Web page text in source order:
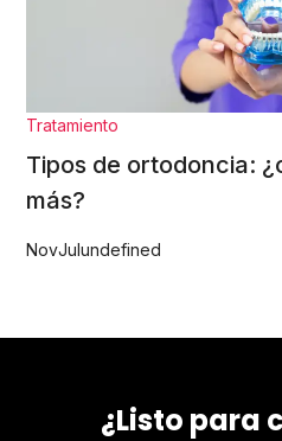
Tratamiento
Tipos de ortodoncia:
más?
NovJulundefined
¿Listo para